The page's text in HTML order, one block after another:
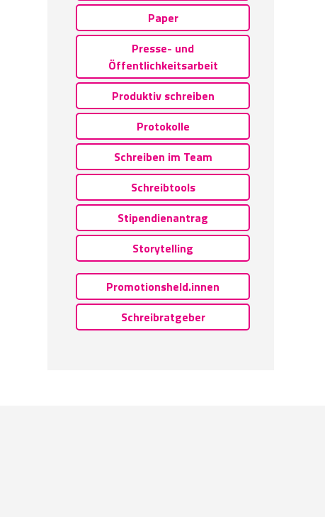
Paper
Presse- und
Öffentlichkeitsarbeit
Produktiv schreiben
Protokolle
Schreiben im Team
Schreibtools
Stipendienantrag
Storytelling
Promotionsheld.innen
Schreibratgeber